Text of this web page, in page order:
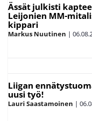
Ässät julkisti
Leijonien MM-
kippari
Markus Nuutinen |
Liigan
uusi työ!
Lauri Saastamoinen |